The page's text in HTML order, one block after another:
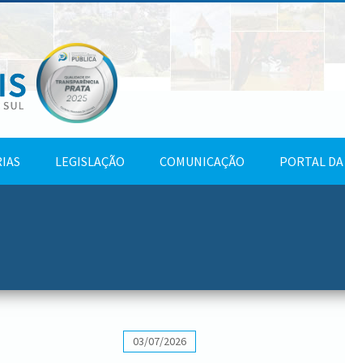
LEGISLAÇÃO COMUNICAÇÃO PORTAL
03/07/2026